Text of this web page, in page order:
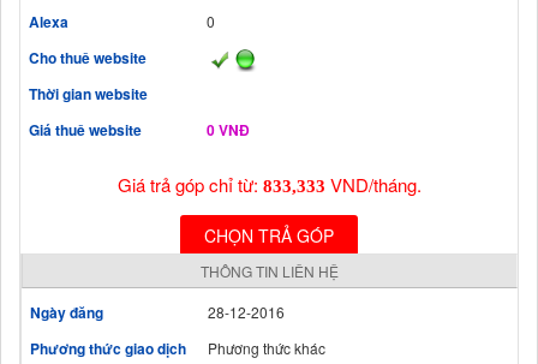
Alexa 0
Cho thuê website
Thời gian website
Giá thuê website
0 VNĐ
Giá trả góp chỉ từ: 833,333 VND/tháng.
CHỌN TRẢ GÓP
THÔNG TIN LIÊN HỆ
Ngày đăng 28-12-2016
Phương thức giao dịch Phương thức khác